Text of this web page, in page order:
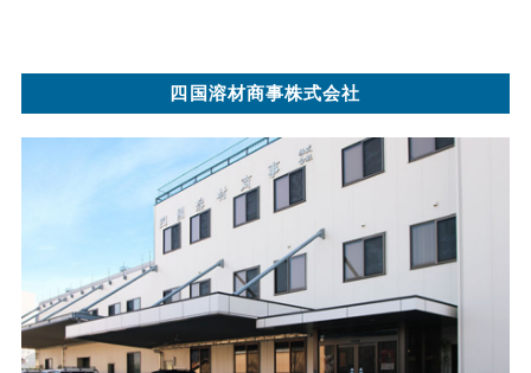
四国溶材商事株式会社